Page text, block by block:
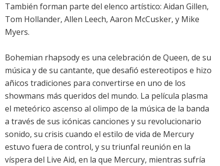
También forman parte del elenco artístico: Aidan Gillen,
Tom Hollander, Allen Leech, Aaron McCusker, y Mike
Myers.
Bohemian rhapsody es una celebración de Queen, de su
música y de su cantante, que desafió estereotipos e hizo
añicos tradiciones para convertirse en uno de los
showmans más queridos del mundo. La película plasma
el meteórico ascenso al olimpo de la música de la banda
a través de sus icónicas canciones y su revolucionario
sonido, su crisis cuando el estilo de vida de Mercury
estuvo fuera de control, y su triunfal reunión en la
víspera del Live Aid, en la que Mercury, mientras sufría